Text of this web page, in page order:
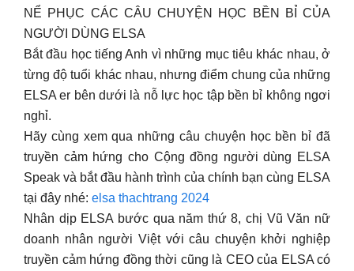
NỂ PHỤC CÁC CÂU CHUYỆN HỌC BỀN BỈ CỦA
NGƯỜI DÙNG ELSA
Bắt đầu học tiếng Anh vì những mục tiêu khác nhau, ở
từng độ tuổi khác nhau, nhưng điểm chung của những
ELSA er bên dưới là nỗ lực học tập bền bỉ không ngơi
nghỉ.
Hãy cùng xem qua những câu chuyện học bền bỉ đã
truyền cảm hứng cho Cộng đồng người dùng ELSA
Speak và bắt đầu hành trình của chính bạn cùng ELSA
tại đây nhé: elsa thachtrang 2024
Nhân dịp ELSA bước qua năm thứ 8, chị Vũ Văn nữ
doanh nhân người Việt với câu chuyện khởi nghiệp
truyền cảm hứng đồng thời cũng là CEO của ELSA có